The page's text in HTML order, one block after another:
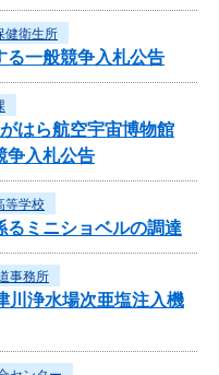
健衛生所
る一般競争入札公告
はら航空宇宙博物館
争入札公告
等学校
るミニショベルの調達
事務所
川浄水場次亜塩注入機